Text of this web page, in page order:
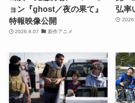
ョン『ghost／夜の果て』
特報映像公開
2026.8.07 新作アニメ
弘率